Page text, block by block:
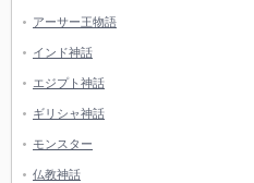
アーサー王物語
インド神話
エジプト神話
ギリシャ神話
モンスター
仏教神話